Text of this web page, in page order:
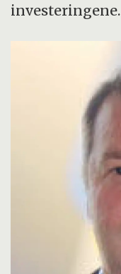
investeringene.